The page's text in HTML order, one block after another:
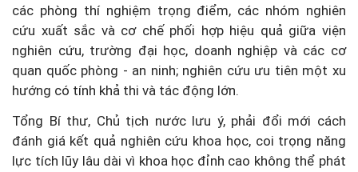
các phòng thí nghiệm trọng điểm, các nhóm nghiên
cứu xuất sắc và cơ chế phối hợp hiệu quả giữa viện
nghiên cứu, trường đại học, doanh nghiệp và các cơ
quan quốc phòng - an ninh; nghiên cứu ưu tiên một xu
hướng có tính khả thi và tác động lớn.
Tổng Bí thư, Chủ tịch nước lưu ý, phải đổi mới cách
đánh giá kết quả nghiên cứu khoa học, coi trọng năng
lực tích lũy lâu dài vì khoa học đỉnh cao không thể phát